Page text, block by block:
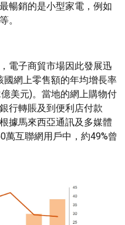
暢銷的是小型家電，例如
。
電子商貿市場因此發展迅
網上零售額的年均增長率
美元)。當地的網上購物付
行轉賬及到便利店付款
據馬來西亞通訊及多媒體
萬互聯網用戶中，約49%曾